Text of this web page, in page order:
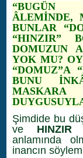
ÂLEMİNDE,
BUNLAR
“HINZIR”
DOMUZUN
YOK MU?
“DOMUZ”A
BUNU
Şimdide bu
ve HINZIR
anlamında
inancın